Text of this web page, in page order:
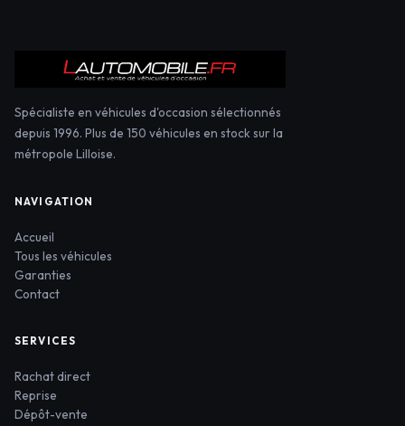
Spécialiste en véhicules d'occasion sélectionnés
depuis 1996. Plus de 150 véhicules en stock sur la
métropole Lilloise.
NAVIGATION
Accueil
Tous les véhicules
Garanties
Contact
SERVICES
Rachat direct
Reprise
Dépôt-vente